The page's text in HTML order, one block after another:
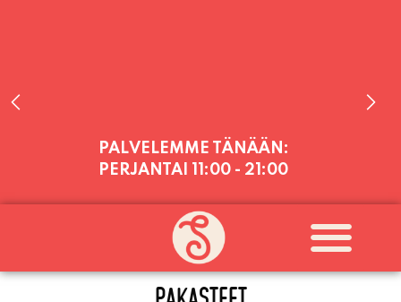
PALVELEMME TÄNÄÄN:
PERJANTAI 11:00 - 21:00
PALVELEMME PÄIVITTÄIN (MA-SU
KLO 11-21) SUNNUNTAIHIN 16.8.
SAAKKA JONKA JÄLKEEN OLEMME
AVOINNA VIIKONLOPPUISIN (PE-
SU) ELOKUUN LOPPUUN ASTI